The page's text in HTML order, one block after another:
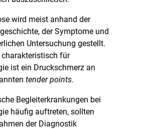
wird meist anhand der
der Symptome und
Untersuchung gestellt.
charakteristisch für
ist ein Druckschmerz an
tender points.
Begleiterkrankungen bei
häufig auftreten, sollten
der Diagnostik